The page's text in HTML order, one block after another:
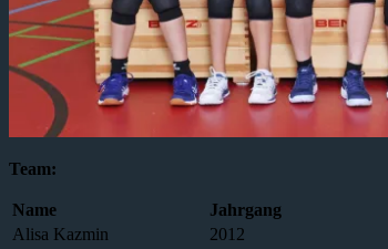
Team:
Name Jahrgang
Alisa Kazmin
2012